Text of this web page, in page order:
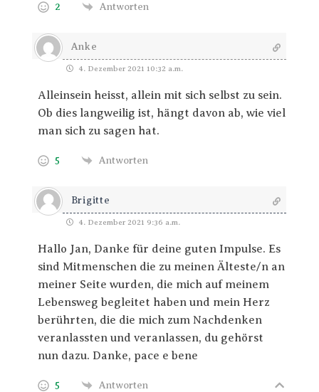
2 Antworten
Anke
4. Dezember 2021 10:32 a.m.
Alleinsein heisst, allein mit sich selbst zu sein.
Ob dies langweilig ist, hängt davon ab, wie viel
man sich zu sagen hat.
5 Antworten
Brigitte
4. Dezember 2021 9:36 a.m.
Hallo Jan, Danke für deine guten Impulse. Es
sind Mitmenschen die zu meinen Älteste/n an
meiner Seite wurden, die mich auf meinem
Lebensweg begleitet haben und mein Herz
berührten, die die mich zum Nachdenken
veranlassten und veranlassen, du gehörst
nun dazu. Danke, pace e bene
5 Antworten